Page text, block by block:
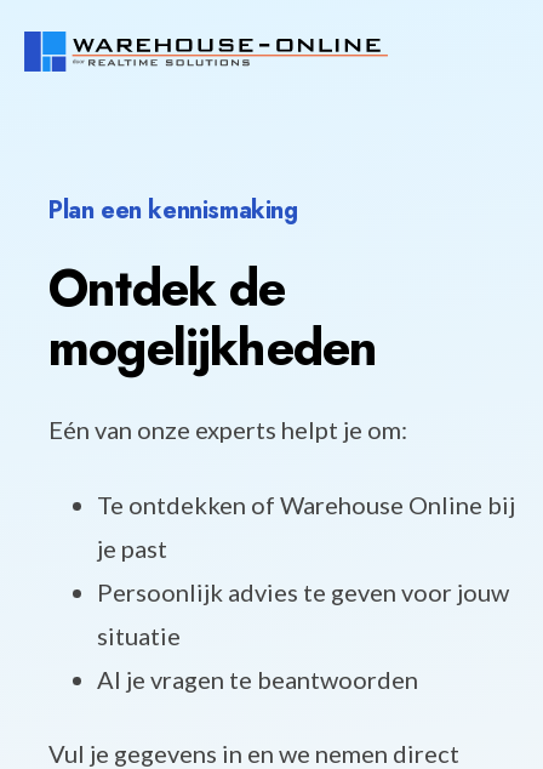
Plan een kennismaking
Ontdek de
mogelijkheden
Eén van onze experts helpt je om:
Te ontdekken of Warehouse Online bij
je past
Persoonlijk advies te geven voor jouw
situatie
Al je vragen te beantwoorden
Vul je gegevens in en we nemen direct